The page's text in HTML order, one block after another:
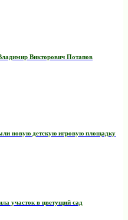
Викторович Потапов
новую детскую игровую площадку
участок в цветущий сад